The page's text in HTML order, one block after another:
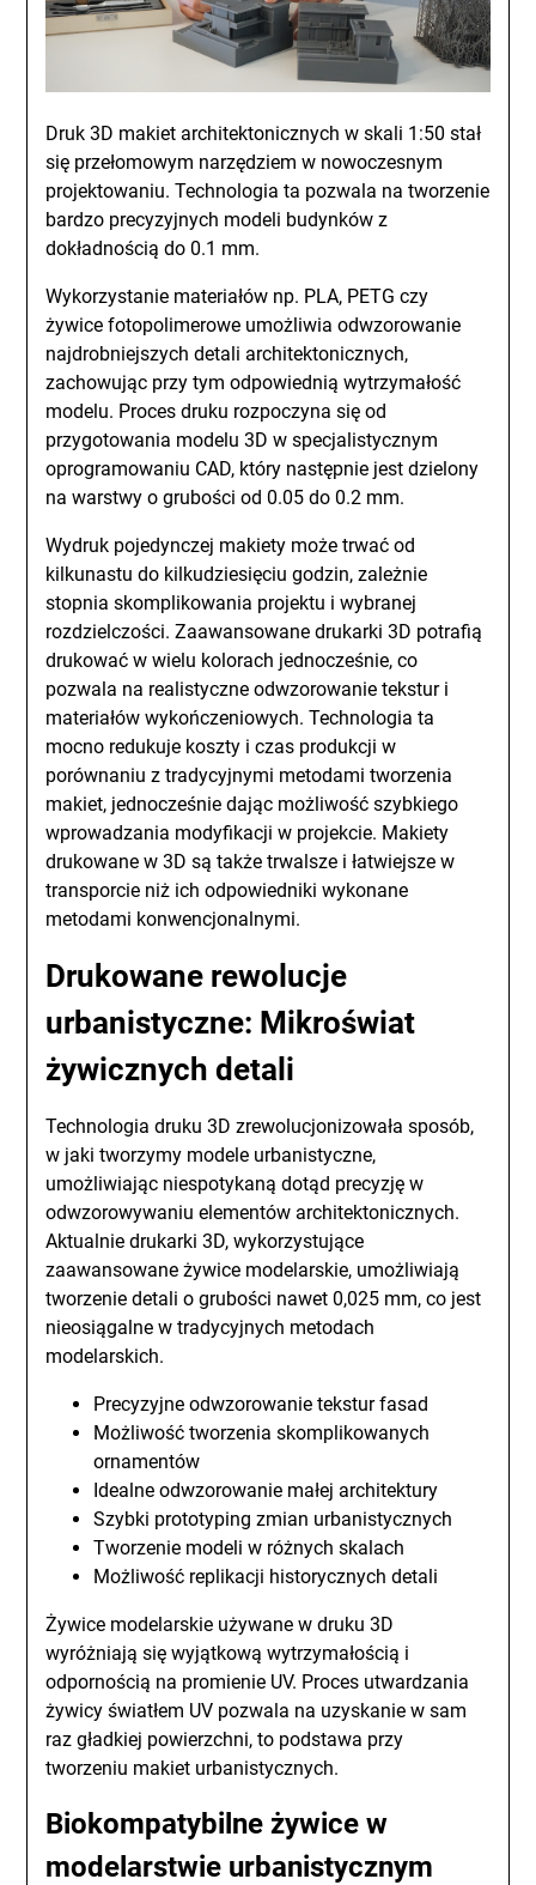
Druk 3D makiet architektonicznych w skali 1:50 stał
się przełomowym narzędziem w nowoczesnym
projektowaniu. Technologia ta pozwala na tworzenie
bardzo precyzyjnych modeli budynków z
dokładnością do 0.1 mm.
Wykorzystanie materiałów np. PLA, PETG czy
żywice fotopolimerowe umożliwia odwzorowanie
najdrobniejszych detali architektonicznych,
zachowując przy tym odpowiednią wytrzymałość
modelu. Proces druku rozpoczyna się od
przygotowania modelu 3D w specjalistycznym
oprogramowaniu CAD, który następnie jest dzielony
na warstwy o grubości od 0.05 do 0.2 mm.
Wydruk pojedynczej makiety może trwać od
kilkunastu do kilkudziesięciu godzin, zależnie
stopnia skomplikowania projektu i wybranej
rozdzielczości. Zaawansowane drukarki 3D potrafią
drukować w wielu kolorach jednocześnie, co
pozwala na realistyczne odwzorowanie tekstur i
materiałów wykończeniowych. Technologia ta
mocno redukuje koszty i czas produkcji w
porównaniu z tradycyjnymi metodami tworzenia
makiet, jednocześnie dając możliwość szybkiego
wprowadzania modyfikacji w projekcie. Makiety
drukowane w 3D są także trwalsze i łatwiejsze w
transporcie niż ich odpowiedniki wykonane
metodami konwencjonalnymi.
Drukowane rewolucje
urbanistyczne: Mikroświat
żywicznych detali
Technologia druku 3D zrewolucjonizowała sposób,
w jaki tworzymy modele urbanistyczne,
umożliwiając niespotykaną dotąd precyzję w
odwzorowywaniu elementów architektonicznych.
Aktualnie drukarki 3D, wykorzystujące
zaawansowane żywice modelarskie, umożliwiają
tworzenie detali o grubości nawet 0,025 mm, co jest
nieosiągalne w tradycyjnych metodach
modelarskich.
Precyzyjne odwzorowanie tekstur fasad
Możliwość tworzenia skomplikowanych
ornamentów
Idealne odwzorowanie małej architektury
Szybki prototyping zmian urbanistycznych
Tworzenie modeli w różnych skalach
Możliwość replikacji historycznych detali
Żywice modelarskie używane w druku 3D
wyróżniają się wyjątkową wytrzymałością i
odpornością na promienie UV. Proces utwardzania
żywicy światłem UV pozwala na uzyskanie w sam
raz gładkiej powierzchni, to podstawa przy
tworzeniu makiet urbanistycznych.
Biokompatybilne żywice w
modelarstwie urbanistycznym